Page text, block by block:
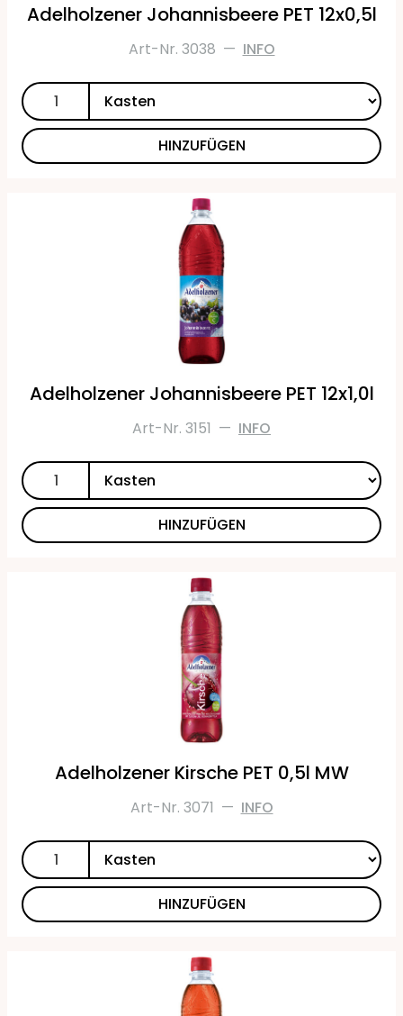
Adelholzener Johannisbeere PET 12x0,5l
Art-Nr. 3038 — INFO
HINZUFÜGEN
Adelholzener Johannisbeere PET 12x1,0l
Art-Nr. 3151 — INFO
HINZUFÜGEN
Adelholzener Kirsche PET 0,5l MW
Art-Nr. 3071 — INFO
HINZUFÜGEN